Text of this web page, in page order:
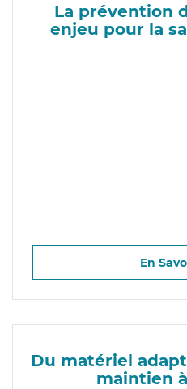
La prévention
enjeu pour la
En
Du matériel
maintien